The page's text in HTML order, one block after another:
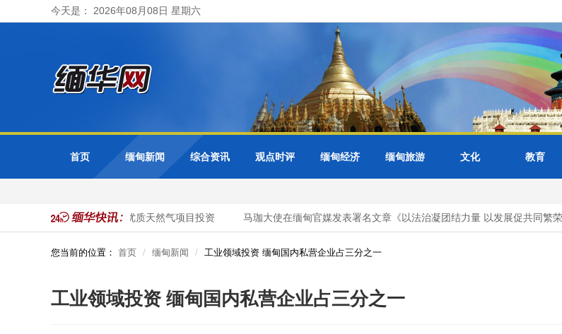
今天是： 2026年08月08日 星期六
首页 缅甸新闻 综合资讯 观点时评 缅甸经济 缅甸旅游 文化 教育
甸邀请泰国企业加大对缅优质天然气项目投资 马珈大使在缅甸官媒发表署名文章《以法治凝团结力量 以发展促共同繁荣》
您当前的位置： 首页 缅甸新闻 工业领域投资 缅甸国内私营企业占三分之一
工业领域投资 缅甸国内私营企业占三分之一